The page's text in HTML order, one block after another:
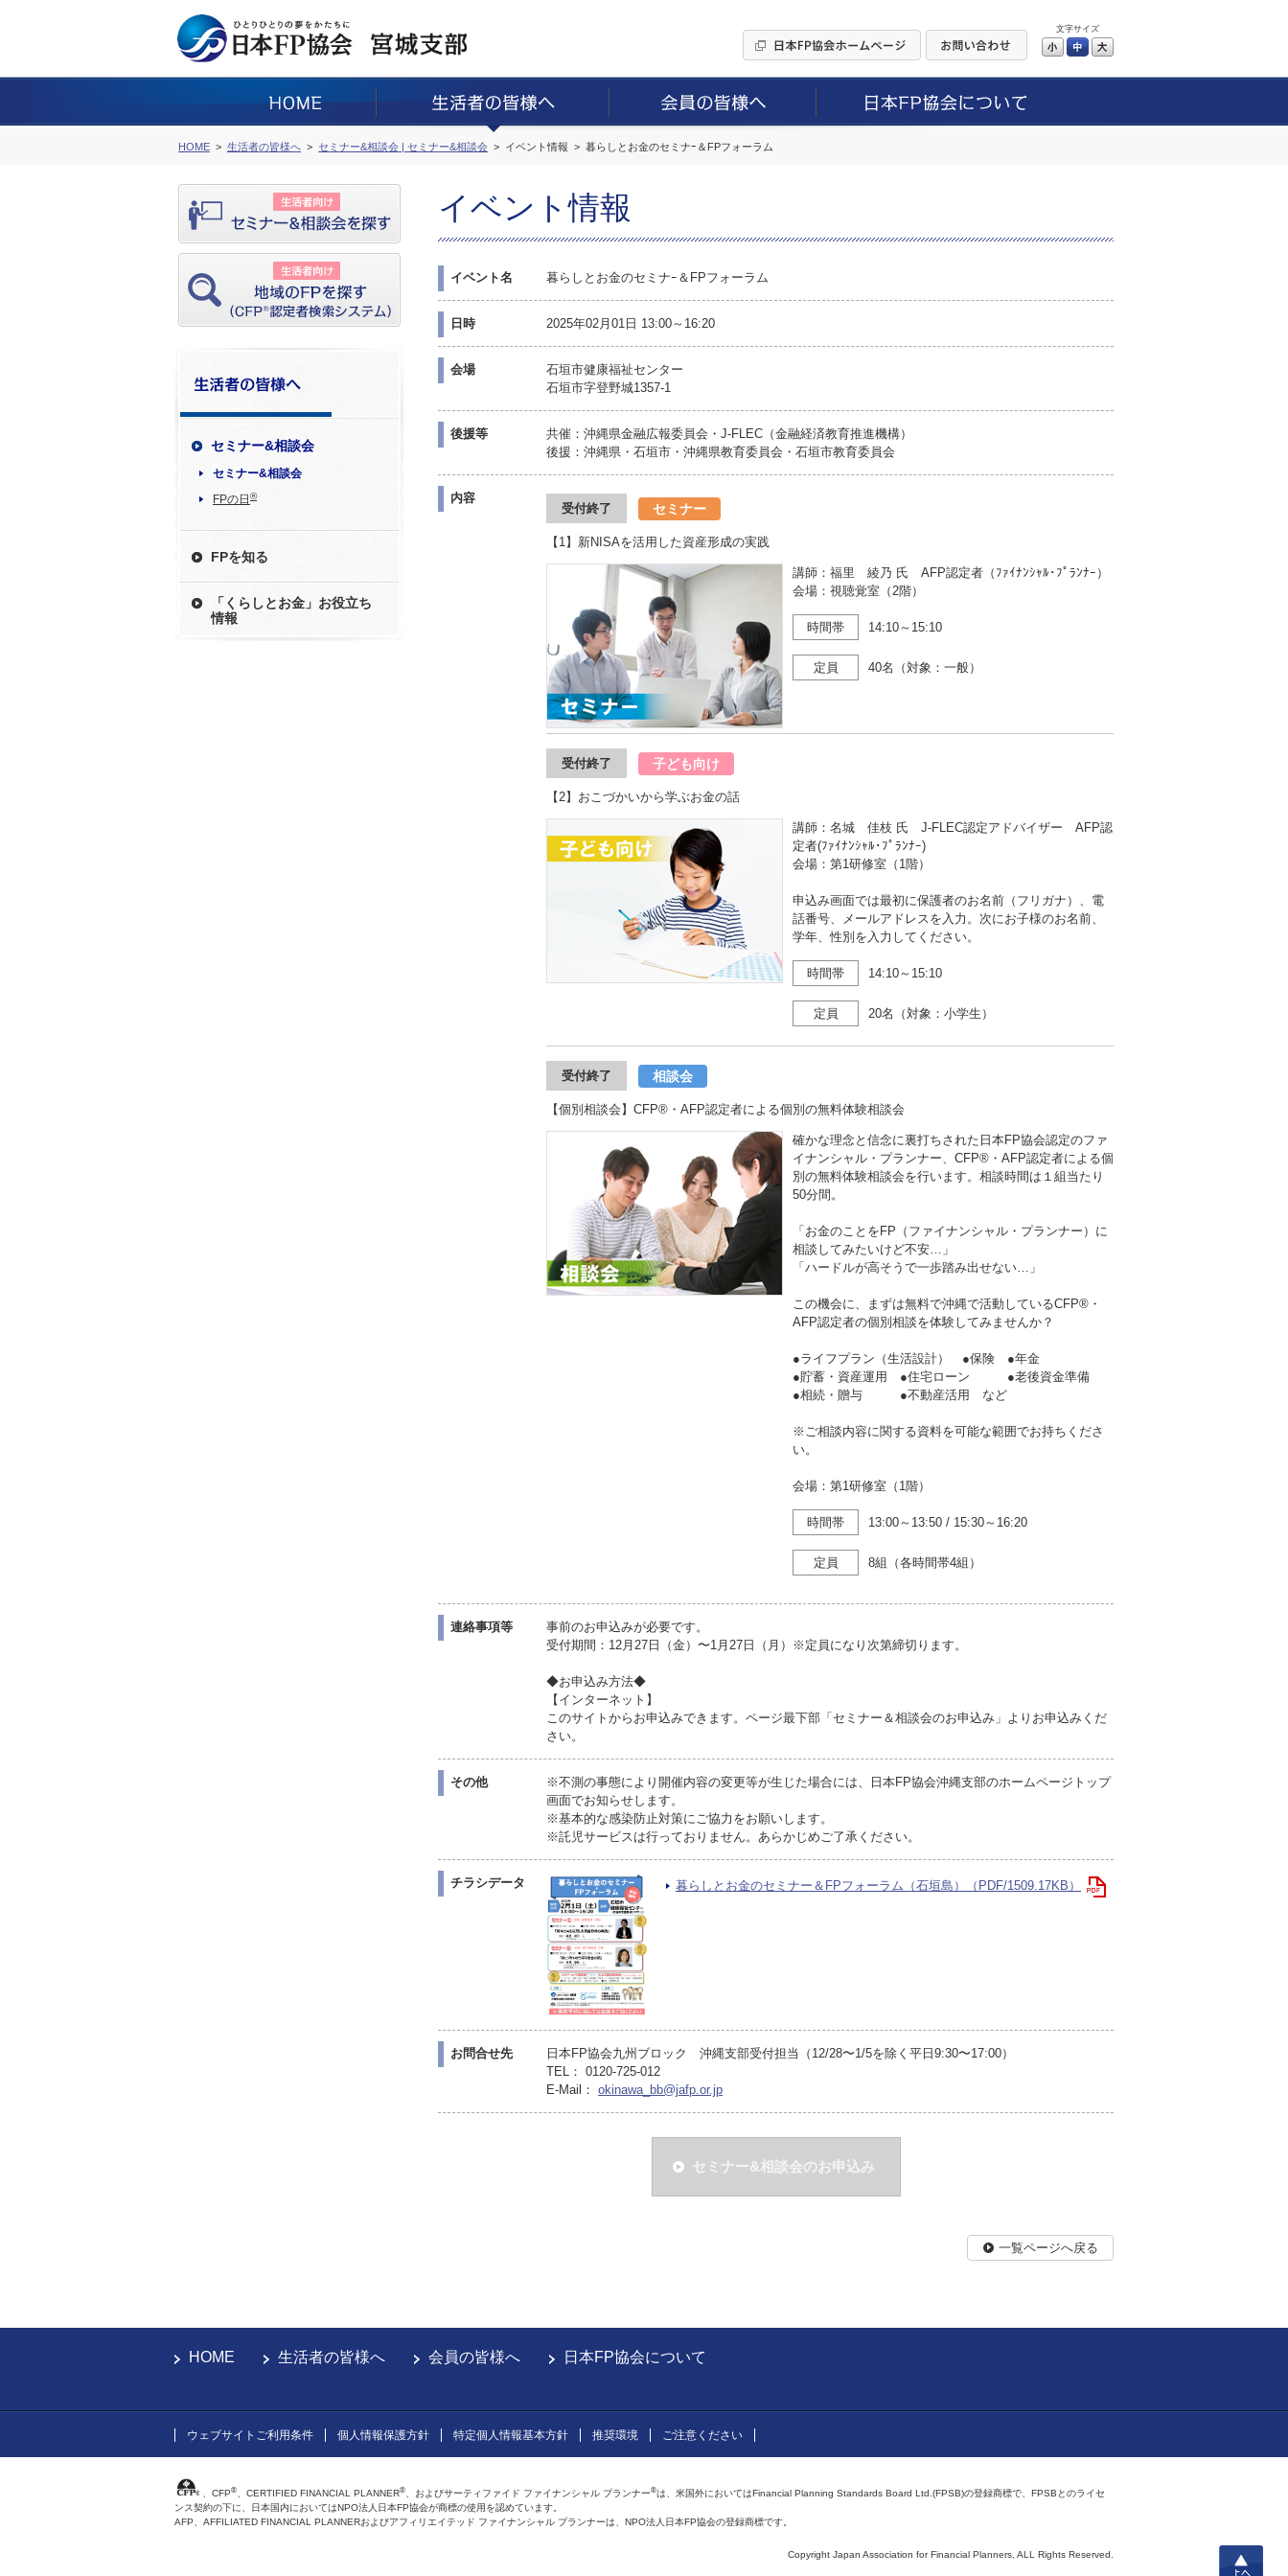
文字サイズ
小 中
HOME 生活者の皆様へ セミナー&相談会 | セミナー&相談会 イベント情報 暮らしとお金のセミナｰ＆FPフォーラム
セミナー&相談会
セミナー&相談会
FPの日 ®
FPを知る
「くらしとお金」お役立ち
情報
イベント情報
イベント名 暮らしとお金のセミナｰ＆FPフォーラム
日時 2025年02月01日 13:00～16:20
会場
石垣市健康福祉センター
石垣市字登野城1357-1
後援等
共催：沖縄県金融広報委員会・J-FLEC（金融経済教育推進機構）
後援：沖縄県・石垣市・沖縄県教育委員会・石垣市教育委員会
内容
受付終了 セミナー
【1】新NISAを活用した資産形成の実践
講師：福里 綾乃 氏 AFP認定者（ﾌｧｲﾅﾝｼｬﾙ･ﾌﾟﾗﾝﾅｰ）
会場：視聴覚室（2階）
時間帯 14:10～15:10
定員 40名（対象：一般）
受付終了 子ども向け
【2】おこづかいから学ぶお金の話
講師：名城 佳枝 氏 J-FLEC認定アドバイザー AFP認
定者(ﾌｧｲﾅﾝｼｬﾙ･ﾌﾟﾗﾝﾅｰ)
会場：第1研修室（1階）
申込み画面では最初に保護者のお名前（フリガナ）、電
話番号、メールアドレスを入力。次にお子様のお名前、
学年、性別を入力してください。
時間帯 14:10～15:10
定員 20名（対象：小学生）
受付終了 相談会
【個別相談会】CFP®・AFP認定者による個別の無料体験相談会
確かな理念と信念に裏打ちされた日本FP協会認定のファ
イナンシャル・プランナー、CFP®・AFP認定者による個
別の無料体験相談会を行います。相談時間は１組当たり
50分間。
「お金のことをFP（ファイナンシャル・プランナー）に
相談してみたいけど不安…」
「ハードルが高そうで一歩踏み出せない…」
この機会に、まずは無料で沖縄で活動しているCFP®・
AFP認定者の個別相談を体験してみませんか？
●ライフプラン（生活設計） ●保険 ●年金
●貯蓄・資産運用 ●住宅ローン ●老後資金準備
●相続・贈与 ●不動産活用 など
※ご相談内容に関する資料を可能な範囲でお持ちくださ
い。
会場：第1研修室（1階）
時間帯 13:00～13:50 / 15:30～16:20
定員 8組（各時間帯4組）
連絡事項等
事前のお申込みが必要です。
受付期間：12月27日（金）〜1月27日（月）※定員になり次第締切ります。
◆お申込み方法◆
【インターネット】
このサイトからお申込みできます。ページ最下部「セミナー＆相談会のお申込み」よりお申込みくだ
さい。
その他
※不測の事態により開催内容の変更等が生じた場合には、日本FP協会沖縄支部のホームページトップ
画面でお知らせします。
※基本的な感染防止対策にご協力をお願いします。
※託児サービスは行っておりません。あらかじめご了承ください。
チラシデータ 暮らしとお金のセミナー＆FPフォーラム（石垣島）（PDF/1509.17KB）
お問合せ先
日本FP協会九州ブロック 沖縄支部受付担当（12/28〜1/5を除く平日9:30〜17:00）
TEL： 0120-725-012
E-Mail： okinawa_bb@jafp.or.jp
セミナー&相談会のお申込み
一覧ページへ戻る
上へ
HOME 生活者の皆様へ 会員の皆様へ 日本FP協会について
ウェブサイトご利用条件 個人情報保護方針 特定個人情報基本方針 推奨環境 ご注意ください
、CFP® 、CERTIFIED FINANCIAL PLANNER® 、およびサーティファイド ファイナンシャル プランナー®は、米国外においてはFinancial Planning Standards Board Ltd.(FPSB)の登録商標で、FPSBとのライセ
ンス契約の下に、日本国内においてはNPO法人日本FP協会が商標の使用を認めています。
AFP、AFFILIATED FINANCIAL PLANNERおよびアフィリエイテッド ファイナンシャル プランナーは、NPO法人日本FP協会の登録商標です。
Copyright Japan Association for Financial Planners, ALL Rights Reserved.